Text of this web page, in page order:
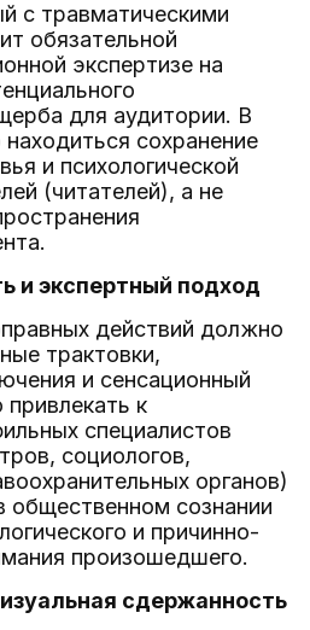
с травматическими
обязательной
экспертизе на
для аудитории. В
сохранение
и психологической
(читателей), а не
и экспертный подход
действий должно
трактовки,
и сенсационный
к
специалистов
социологов,
органов)
общественном сознании
и причинно-
произошедшего.
сдержанность